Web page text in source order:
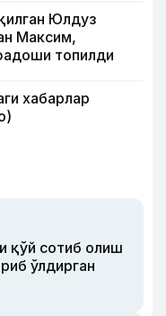
Юлдуз
Максим,
топилди
хабарлар
қўй сотиб олиш
ўлдирган